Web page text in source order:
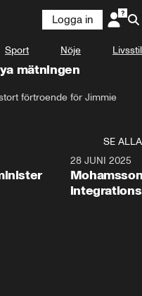
Logga in
Sport Nöje Livsstil
mätningen
förtroende för Jimmie
SE ALLA
28 JUNI 2025